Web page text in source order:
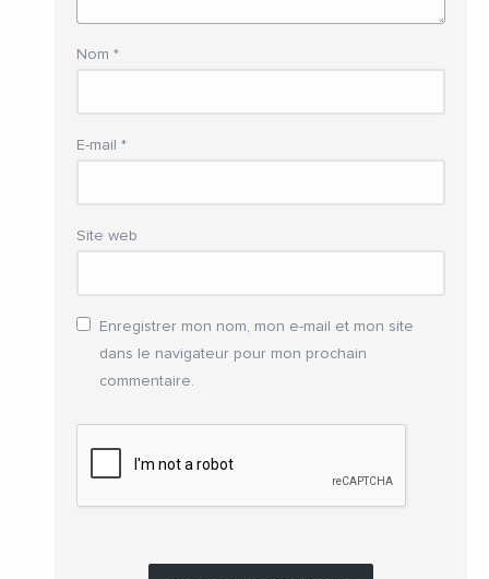
Nom *
E-mail *
Site web
Enregistrer mon nom, mon e-mail et mon site
dans le navigateur pour mon prochain
commentaire.